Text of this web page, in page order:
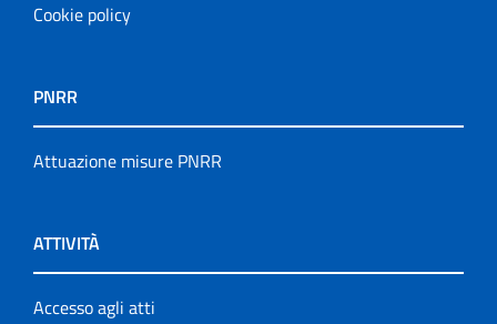
Cookie policy
PNRR
Attuazione misure PNRR
ATTIVITÀ
Accesso agli atti